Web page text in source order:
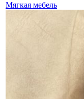
Мягкая мебель